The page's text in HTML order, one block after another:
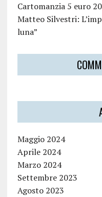
Cartomanzia 5 euro
Matteo Silvestri:
luna”
Maggio 2024
Aprile 2024
Marzo 2024
Settembre 2023
Agosto 2023